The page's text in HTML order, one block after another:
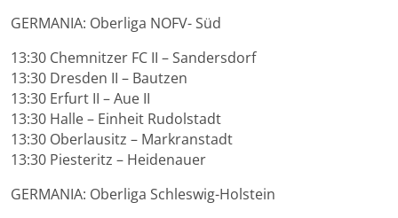
GERMANIA: Oberliga NOFV- Süd
13:30 Chemnitzer FC II – Sandersdorf
13:30 Dresden II – Bautzen
13:30 Erfurt II – Aue II
13:30 Halle – Einheit Rudolstadt
13:30 Oberlausitz – Markranstadt
13:30 Piesteritz – Heidenauer
GERMANIA: Oberliga Schleswig-Holstein